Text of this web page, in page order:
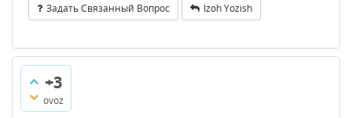
Задать Связанный Вопрос Izoh Yozish
+3
ovoz